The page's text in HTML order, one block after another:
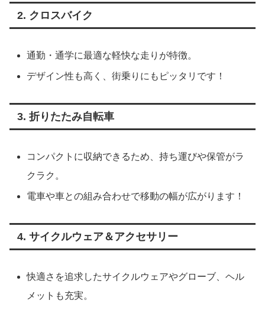
2. クロスバイク
通勤・通学に最適な軽快な走りが特徴。
デザイン性も高く、街乗りにもピッタリです！
3. 折りたたみ自転車
コンパクトに収納できるため、持ち運びや保管がラ
クラク。
電車や車との組み合わせで移動の幅が広がります！
4. サイクルウェア＆アクセサリー
快適さを追求したサイクルウェアやグローブ、ヘル
メットも充実。